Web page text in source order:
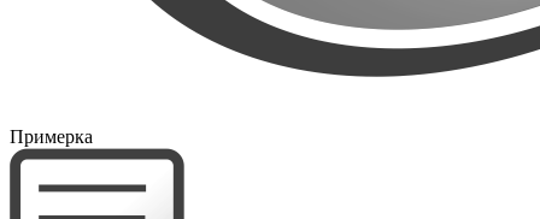
Примерка